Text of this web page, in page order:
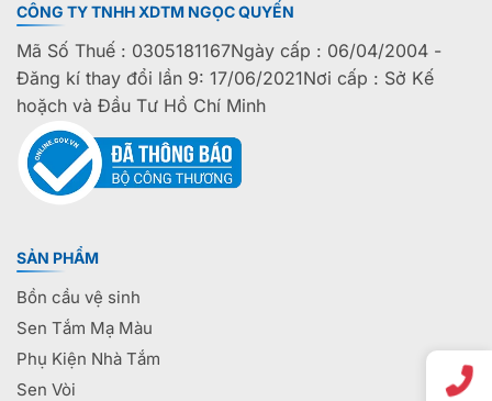
CÔNG TY TNHH XDTM NGỌC QUYẾN
Mã Số Thuế : 0305181167Ngày cấp : 06/04/2004 -
Đăng kí thay đổi lần 9: 17/06/2021Nơi cấp : Sở Kế
hoặch và Đầu Tư Hồ Chí Minh
SẢN PHẨM
Bồn cầu vệ sinh
Sen Tắm Mạ Màu
Phụ Kiện Nhà Tắm
Sen Vòi